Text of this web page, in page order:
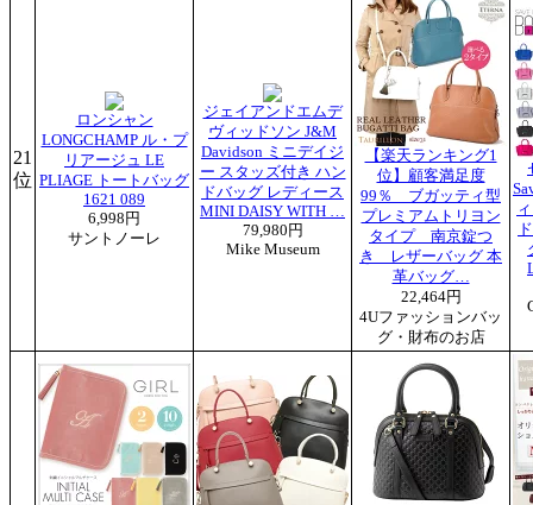
21
位
ロンシャン
LONGCHAMP ル・プ
リアージュ LE
PLIAGE トートバッグ
1621 089
6,998円
サントノーレ
ジェイアンドエムデ
ヴィッドソン J&M
Davidson ミニデイジ
ー スタッズ付き ハン
ドバッグ レディース
MINI DAISY WITH …
79,980円
Mike Museum
【楽天ランキング1
位】顧客満足度
99％ ブガッティ型
プレミアムトリヨン
タイプ 南京錠つ
き レザーバッグ 本
革バッグ…
22,464円
4Uファッションバッ
グ・財布のお店